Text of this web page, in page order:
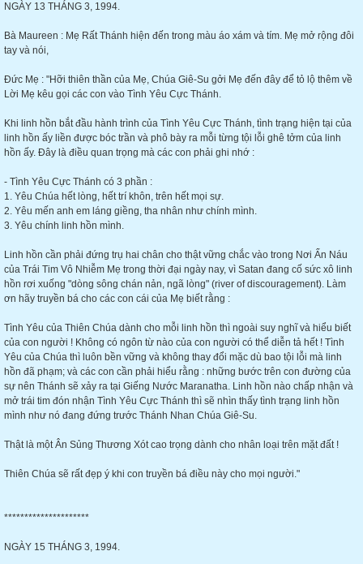
NGÀY 13 THÁNG 3, 1994.
Bà Maureen : Mẹ Rất Thánh hiện đến trong màu áo xám và tím. Mẹ mở rộng đôi
tay và nói,
Đức Mẹ : "Hỡi thiên thần của Mẹ, Chúa Giê-Su gởi Mẹ đến đây để tỏ lộ thêm về
Lời Mẹ kêu gọi các con vào Tình Yêu Cực Thánh.
Khi linh hồn bắt đầu hành trình của Tình Yêu Cực Thánh, tình trạng hiện tại của
linh hồn ấy liền được bóc trần và phô bày ra mỗi từng tội lỗi ghê tởm của linh
hồn ấy. Đây là điều quan trọng mà các con phải ghi nhớ :
- Tình Yêu Cực Thánh có 3 phần :
1. Yêu Chúa hết lòng, hết trí khôn, trên hết mọi sự.
2. Yêu mến anh em láng giềng, tha nhân như chính mình.
3. Yêu chính linh hồn mình.
Linh hồn cần phải đứng trụ hai chân cho thật vững chắc vào trong Nơi Ẩn Náu
của Trái Tim Vô Nhiễm Mẹ trong thời đại ngày nay, vì Satan đang cố sức xô linh
hồn rơi xuống "dòng sông chán nản, ngã lòng" (river of discouragement). Làm
ơn hãy truyền bá cho các con cái của Mẹ biết rằng :
Tình Yêu của Thiên Chúa dành cho mỗi linh hồn thì ngoài suy nghĩ và hiểu biết
của con người ! Không có ngôn từ nào của con người có thể diễn tả hết ! Tình
Yêu của Chúa thì luôn bền vững và không thay đổi mặc dù bao tội lỗi mà linh
hồn đã phạm; và các con cần phải hiểu rằng : những bước trên con đường của
sự nên Thánh sẽ xảy ra tại Giếng Nước Maranatha. Linh hồn nào chấp nhận và
mở trái tim đón nhận Tình Yêu Cực Thánh thì sẽ nhìn thấy tình trạng linh hồn
mình như nó đang đứng trước Thánh Nhan Chúa Giê-Su.
Thật là một Ân Sủng Thương Xót cao trọng dành cho nhân loại trên mặt đất !
Thiên Chúa sẽ rất đẹp ý khi con truyền bá điều này cho mọi người."
*********************
NGÀY 15 THÁNG 3, 1994.